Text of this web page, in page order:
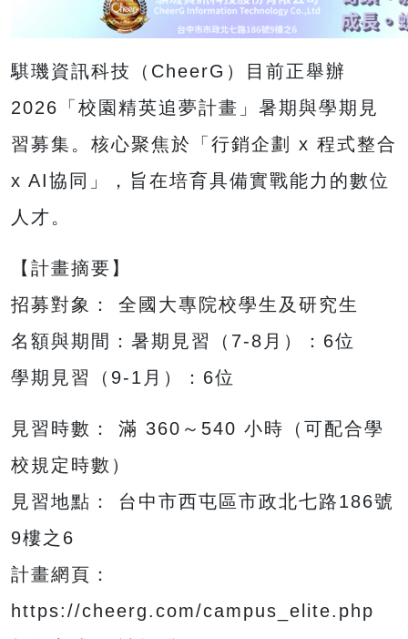
騏璣資訊科技（CheerG）目前正舉辦
2026「校園精英追夢計畫」暑期與學期見
習募集。核心聚焦於「行銷企劃 x 程式整合
x AI協同」，旨在培育具備實戰能力的數位
人才。
【計畫摘要】
招募對象： 全國大專院校學生及研究生
名額與期間：暑期見習（7-8月）：6位
學期見習（9-1月）：6位
見習時數： 滿 360～540 小時（可配合學
校規定時數）
見習地點： 台中市西屯區市政北七路186號
9樓之6
計畫網頁：
https://cheerg.com/campus_elite.php